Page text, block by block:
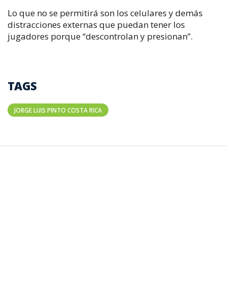
Lo que no se permitirá son los celulares y demás
distracciones externas que puedan tener los
jugadores porque “descontrolan y presionan”.
TAGS
JORGE LUIS PINTO COSTA RICA